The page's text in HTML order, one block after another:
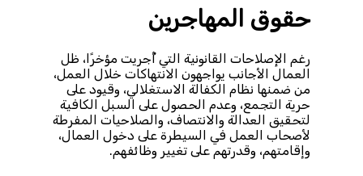
حقوق المهاجرين
رغم الإصلاحات القانونية التي أُجريت مؤخرًا، ظل
العمال الأجانب يواجهون الانتهاكات خلال العمل،
من ضمنها نظام الكفالة الاستغلالي، وقيود على
حرية التجمع، وعدم الحصول على السبل الكافية
لتحقيق العدالة والانتصاف، والصلاحيات المفرطة
لأصحاب العمل في السيطرة على دخول العمال،
وإقامتهم، وقدرتهم على تغيير وظائفهم.